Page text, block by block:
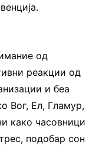
од
реакции од
и беа
Вог, Ел, Гламур,
како часовници
подобар сон